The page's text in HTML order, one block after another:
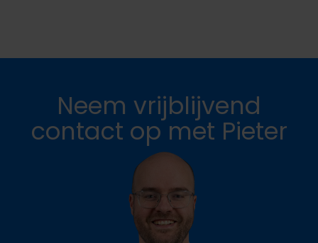
Neem vrijblijvend
contact op met Pieter